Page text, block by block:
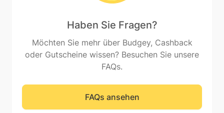
Haben Sie Fragen?
Möchten Sie mehr über Budgey, Cashback
oder Gutscheine wissen? Besuchen Sie unsere
FAQs.
FAQs ansehen